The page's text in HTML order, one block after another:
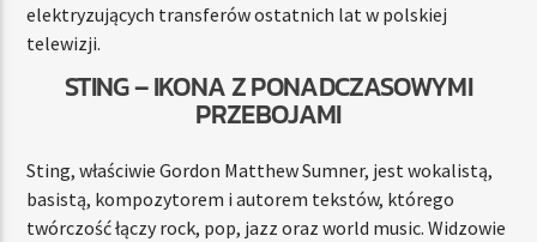
elektryzujących transferów ostatnich lat w polskiej
telewizji.
STING – IKONA Z PONADCZASOWYMI
PRZEBOJAMI
Sting, właściwie Gordon Matthew Sumner, jest wokalistą,
basistą, kompozytorem i autorem tekstów, którego
twórczość łączy rock, pop, jazz oraz world music. Widzowie